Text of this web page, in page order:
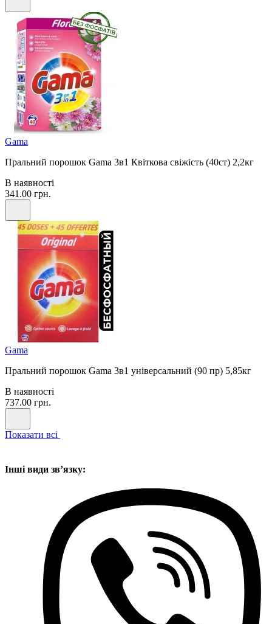
Gama
Пральний порошок Gama 3в1 Квіткова свіжість (40ст) 2,2кг
В наявності
341.00 грн.
Gama
Пральний порошок Gama 3в1 універсальний (90 пр) 5,85кг
В наявності
737.00 грн.
Показати всі
Інші види звʼязку: